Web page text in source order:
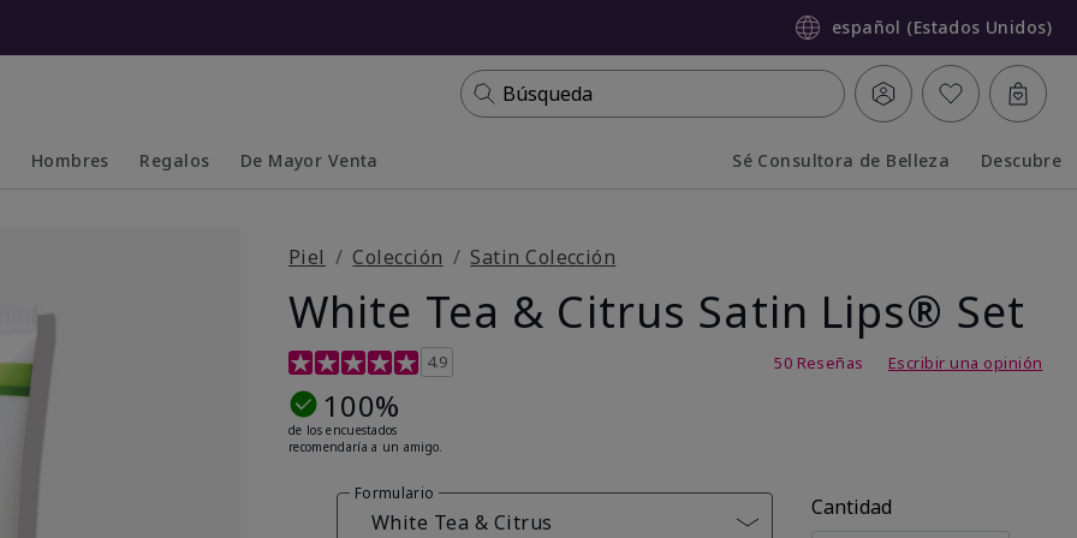
español (Estados Unidos)
Búsqueda
Hombres Regalos De Mayor Venta Sé Consultora de Belleza Descubre
Piel Colección Satin Colección
White Tea & Citrus Satin Lips® Set
Calificación de clientes de 4,7 de 5
4.9 50 Reseñas Escribir una opinión
100%
de los encuestados
recomendaría a un amigo.
Formulario
White Tea & Citrus
Cantidad